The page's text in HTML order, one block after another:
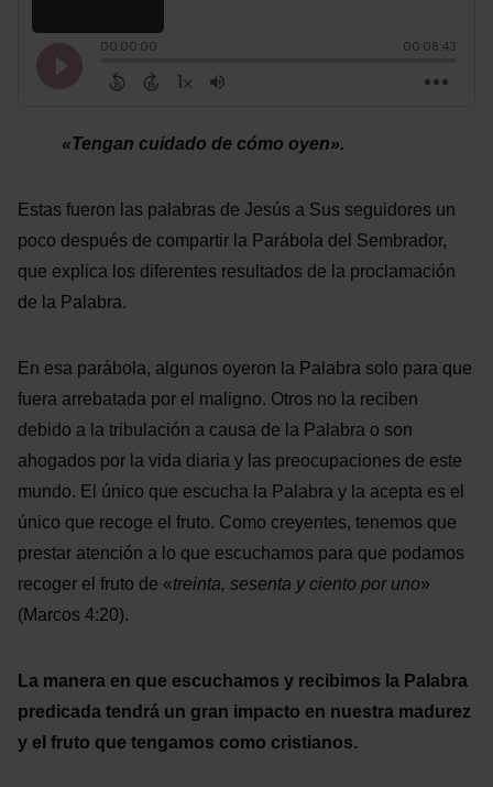
«Tengan cuidado de cómo oyen».
Estas fueron las palabras de Jesús a Sus seguidores un
poco después de compartir la Parábola del Sembrador,
que explica los diferentes resultados de la proclamación
de la Palabra.
En esa parábola, algunos oyeron la Palabra solo para que
fuera arrebatada por el maligno. Otros no la reciben
debido a la tribulación a causa de la Palabra o son
ahogados por la vida diaria y las preocupaciones de este
mundo. El único que escucha la Palabra y la acepta es el
único que recoge el fruto. Como creyentes, tenemos que
prestar atención a lo que escuchamos para que podamos
recoger el fruto de «treinta, sesenta y ciento por uno»
(Marcos 4:20).
La manera en que escuchamos y recibimos la Palabra
predicada tendrá un gran impacto en nuestra madurez
y el fruto que tengamos como cristianos.